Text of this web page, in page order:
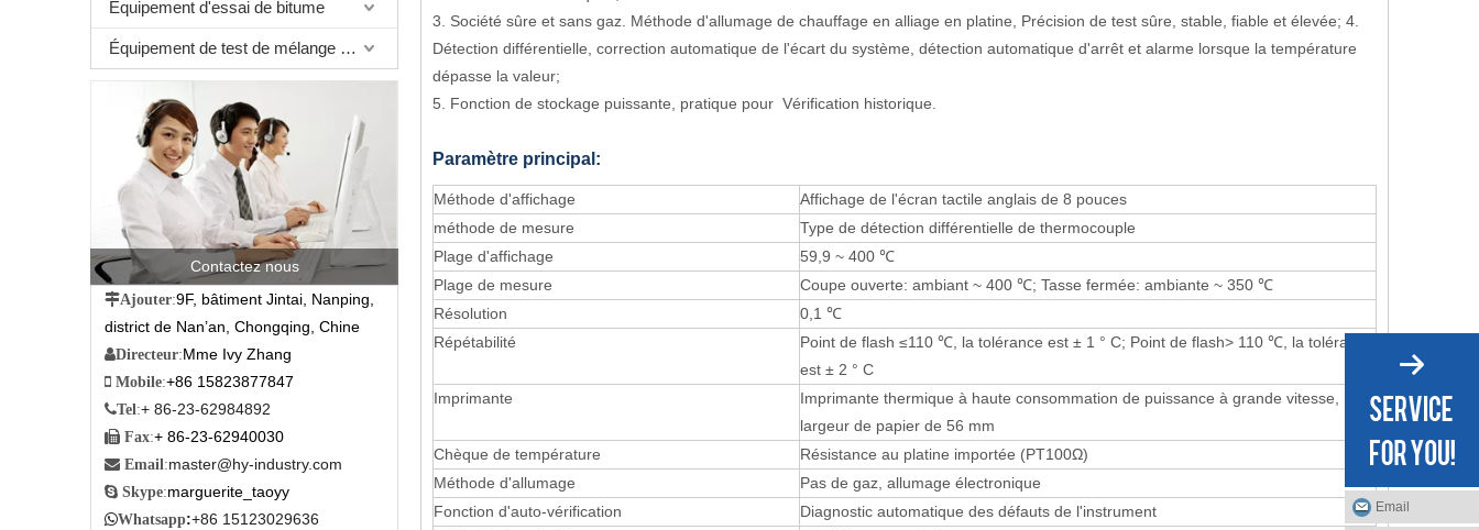
Équipement d'essai de bitume
Équipement de test de mélange bitumineux
Contactez nous
Ajouter:9F, bâtiment Jintai, Nanping,
district de Nan’an, Chongqing, Chine
Directeur:Mme Ivy Zhang
 Mobile:+86 15823877847
Tel :+ 86-23-62984892
 Fax:+ 86-23-62940030
 Email :master@hy-industry.com
 Skype:marguerite_taoyy
Whatsapp:+86 15123029636
3. Société sûre et sans gaz. Méthode d'allumage de chauffage en alliage en platine, Précision de test sûre, stable, fiable et élevée; 4.
Détection différentielle, correction automatique de l'écart du système, détection automatique d'arrêt et alarme lorsque la température
dépasse la valeur;
5. Fonction de stockage puissante, pratique pour Vérification historique.
Paramètre principal:
Méthode d'affichage
Affichage de l'écran tactile anglais de 8 pouces
méthode de mesure
Type de détection différentielle de thermocouple
Plage d'affichage
59,9 ~ 400 ℃
Plage de mesure
Coupe ouverte: ambiant ~ 400 ℃; Tasse fermée: ambiante ~ 350 ℃
Résolution
0,1 ℃
Répétabilité
Point de flash ≤110 ℃, la tolérance est ± 1 ° C; Point de flash> 110 ℃, la tolérance
est ± 2 ° C
Imprimante
Imprimante thermique à haute consommation de puissance à grande vitesse,
largeur de papier de 56 mm
Chèque de température
Résistance au platine importée (PT100Ω)
Méthode d'allumage
Pas de gaz, allumage électronique
Fonction d'auto-vérification
Diagnostic automatique des défauts de l'instrument
Email